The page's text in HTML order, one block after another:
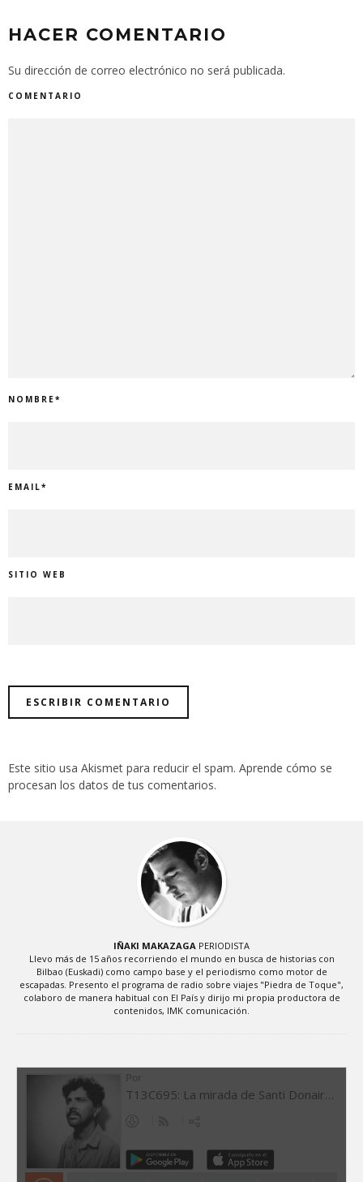
HACER COMENTARIO
Su dirección de correo electrónico no será publicada.
COMENTARIO
NOMBRE*
EMAIL*
SITIO WEB
Este sitio usa Akismet para reducir el spam. Aprende cómo se
procesan los datos de tus comentarios.
IÑAKI MAKAZAGA PERIODISTA
Llevo más de 15 años recorriendo el mundo en busca de historias con
Bilbao (Euskadi) como campo base y el periodismo como motor de
escapadas. Presento el programa de radio sobre viajes "Piedra de Toque",
colaboro de manera habitual con El País y dirijo mi propia productora de
contenidos, IMK comunicación.